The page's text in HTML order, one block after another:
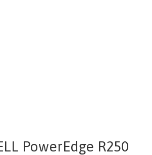
PowerEdge R250